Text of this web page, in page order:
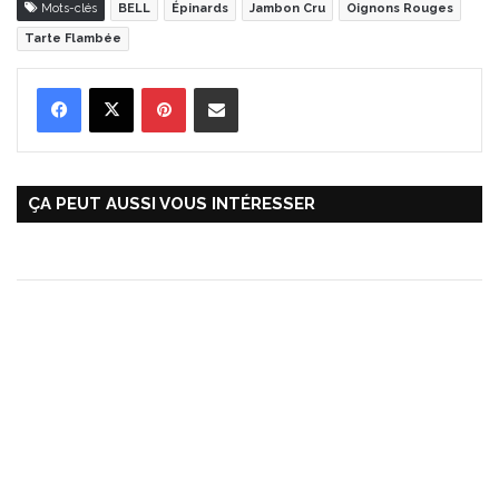
Mots-clés BELL Épinards Jambon Cru Oignons Rouges
Tarte Flambée
ÇA PEUT AUSSI VOUS INTÉRESSER